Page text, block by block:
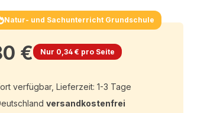
Natur- und Sachunterricht Grundschule
€ Nur 0,34 € pro Seite
verfügbar, Lieferzeit: 1-3 Tage
versandkostenfrei